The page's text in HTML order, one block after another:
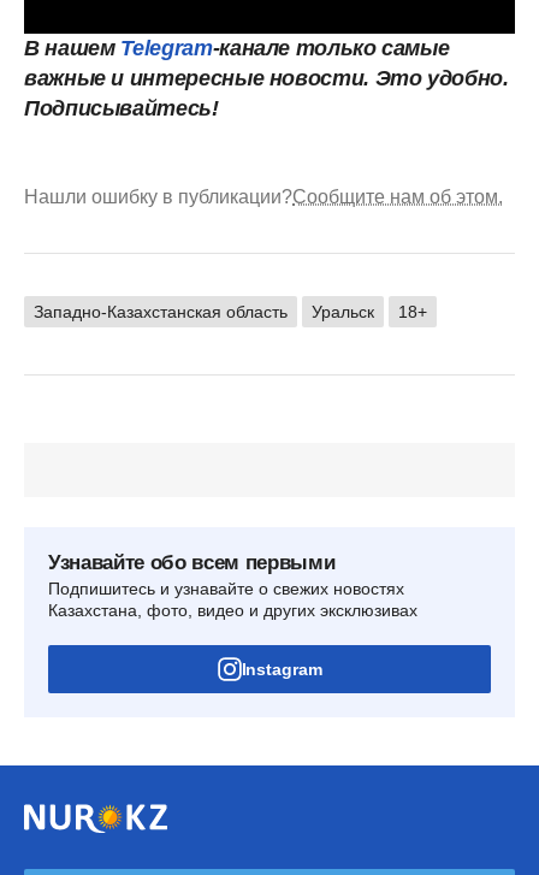
В нашем Telegram-канале только самые
важные и интересные новости. Это удобно.
Подписывайтесь!
Нашли ошибку в публикации?Сообщите нам об этом.
Западно-Казахстанская область Уральск 18+
Узнавайте обо всем первыми
Подпишитесь и узнавайте о свежих новостях
Казахстана, фото, видео и других эксклюзивах
Instagram